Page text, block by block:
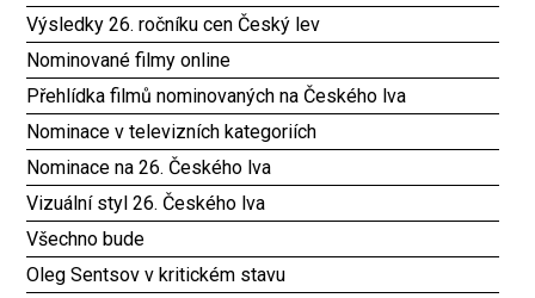
Výsledky 26. ročníku cen Český lev
Nominované filmy online
Přehlídka filmů nominovaných na Českého lva
Nominace v televizních kategoriích
Nominace na 26. Českého lva
Vizuální styl 26. Českého lva
Všechno bude
Oleg Sentsov v kritickém stavu